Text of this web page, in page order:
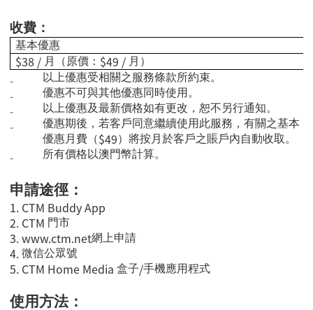
收費：
基本優惠
$38 / 月（原價： $49 / 月）
₋ 以上優惠受相關之服務條款所約束。
₋ 優惠不可與其他優惠同時使用。
₋ 以上優惠及最新價格如有更改，恕不另行通知。
₋
優惠期後，若客戶同意繼續使用此服務，有關之基本
優惠月費（$49）將按月於客戶之賬戶內自動收取。
₋ 所有價格以澳門幣計算。
申請途徑：
1. CTM Buddy App
2. CTM 門市
3.www.ctm.net網上申請
4. 微信公眾號
5. CTM Home Media 盒子/手機應用程式
使用方法：